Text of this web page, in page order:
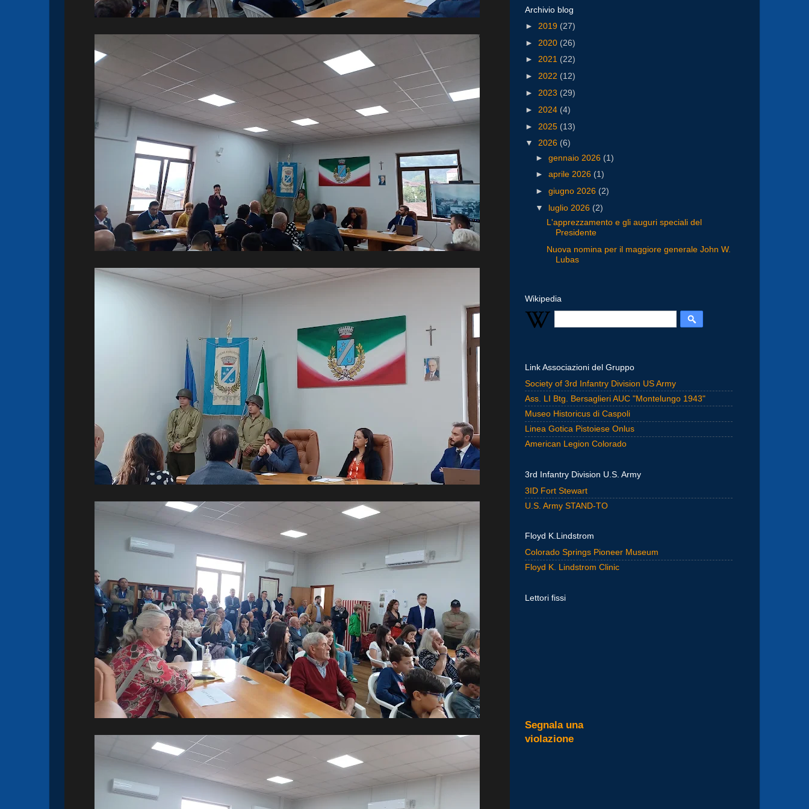
Archivio blog
► 2019 (27)
► 2020 (26)
► 2021 (22)
► 2022 (12)
► 2023 (29)
► 2024 (4)
► 2025 (13)
▼ 2026 (6)
►gennaio 2026 (1)
►aprile 2026 (1)
►giugno 2026 (2)
▼ luglio 2026 (2)
L'apprezzamento e gli auguri speciali del
Presidente
Nuova nomina per il maggiore generale John W.
Lubas
Wikipedia
Link Associazioni del Gruppo
Society of 3rd Infantry Division US Army
Ass. LI Btg. Bersaglieri AUC "Montelungo 1943"
Museo Historicus di Caspoli
Linea Gotica Pistoiese Onlus
American Legion Colorado
3rd Infantry Division U.S. Army
3ID Fort Stewart
U.S. Army STAND-TO
Floyd K.Lindstrom
Colorado Springs Pioneer Museum
Floyd K. Lindstrom Clinic
Lettori fissi
Segnala una
violazione